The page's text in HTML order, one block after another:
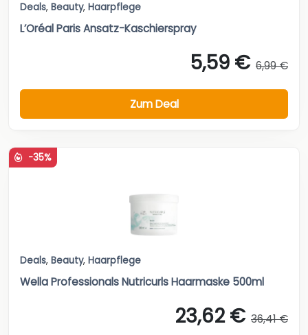
Deals, Beauty, Haarpflege
L’Oréal Paris Ansatz-Kaschierspray
5,59 € 6,99 €
Zum Deal
-35%
Deals, Beauty, Haarpflege
Wella Professionals Nutricurls Haarmaske 500ml
23,62 € 36,41 €